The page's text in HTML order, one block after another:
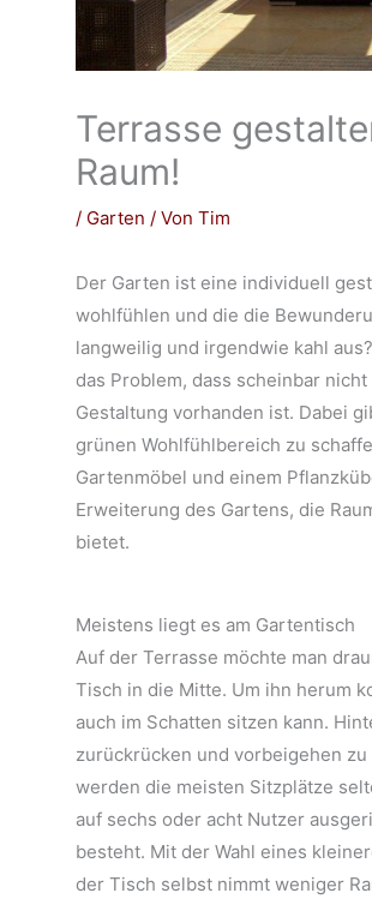
Terrasse
Raum!
/ Garten / Von Tim
Der Garten ist eine individuell
wohlfühlen und die die
langweilig und irgendwie kahl
das Problem, dass scheinbar
Gestaltung vorhanden ist. Dabei
grünen Wohlfühlbereich zu
Gartenmöbel und einem
Erweiterung des Gartens, die
bietet.
Meistens liegt es am Gartentisch
Auf der Terrasse möchte man
Tisch in die Mitte. Um ihn herum
auch im Schatten sitzen kann.
zurückrücken und vorbeigehen
werden die meisten Sitzplätze
auf sechs oder acht Nutzer
besteht. Mit der Wahl eines
der Tisch selbst nimmt weniger